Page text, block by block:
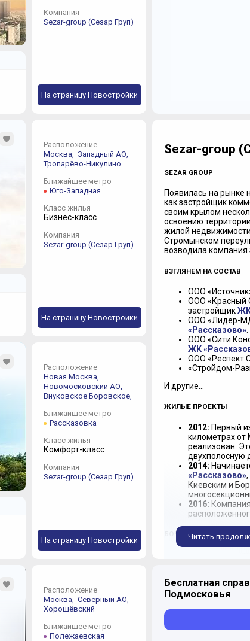
Компания
Sezar-group (Сезар Груп)
На страницу Новостройки
Расположение
Москва, Западный АО,
Тропарёво-Никулино
Ближайшее метро
Юго-Западная
Класс жилья
Бизнес-класс
Компания
Sezar-group (Сезар Груп)
На страницу Новостройки
Расположение
Новая Москва,
Новомосковский АО,
Внуковское Боровское,
Ближайшее метро
Рассказовка
Класс жилья
Комфорт-класс
Компания
Sezar-group (Сезар Груп)
На страницу Новостройки
Расположение
Москва, Северный АО,
Хорошёвский
Ближайшее метро
Полежаевская
Sezar-group
SEZAR GROUP
Появилась на рынке
как застройщик
своим крылом
освоению
жилой
Стромынском
возводила компания
ВЗГЛЯНЕМ НА СОСТАВ
ООО
ООО «Красный
застройщикЖК
ООО «Лидер-
«Рассказово».
ООО «Сити
ЖК
ООО «Респект
«Стройдом-
И другие…
ЖИЛЫЕ ПРОЕКТЫ
2012: Первый
километрах
реализован.
двухполосную
2014:
«Рассказово»,
Киевским и
2016:
БОЧКА МЕДА
Sezar Group
спросом у
высокая. Проекты
Group обладатель
место в рейтинге
аккредитованы
Читать
Бесплатная
Подмосковья